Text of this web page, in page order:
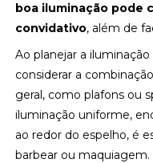
boa iluminação pode
convidativo, além de
Ao planejar a
considerar a
geral, como plafons ou
iluminação uniforme,
ao redor do espelho, é
barbear ou maquiagem.